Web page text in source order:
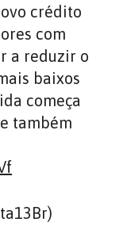
crédito
com
a reduzir o
baixos
começa
também